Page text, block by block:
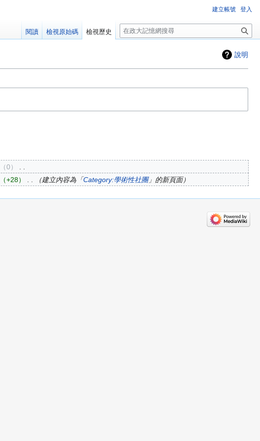
說明
0
+28 建立內容為「Category:學術性社團」的新頁面
建立帳號 登入
閱讀 檢視原始碼 檢視歷史
搜
尋